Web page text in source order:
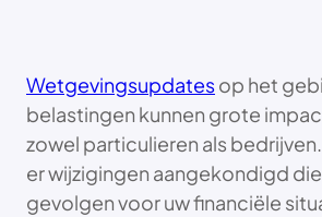
Wetgevingsupdatesop het
belastingen kunnen grote
zowel particulieren als
er wijzigingen aangekondigd
gevolgen voor uw financiële